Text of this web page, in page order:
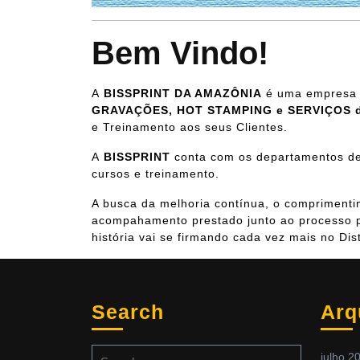
Bem Vindo!
A BISSPRINT DA AMAZÔNIA é uma
GRAVAÇÕES, HOT STAMPING e SERVIÇOS
e Treinamento aos seus Clientes.
A BISSPRINT conta com os departamentos
cursos e treinamento.
A busca da melhoria contínua, o
acompahamento prestado junto ao
história vai se firmando cada vez mais no
Search
julho